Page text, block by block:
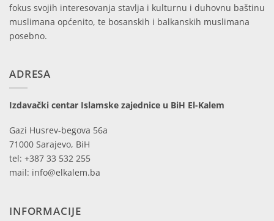
fokus svojih interesovanja stavlja i kulturnu i duhovnu baštinu
muslimana općenito, te bosanskih i balkanskih muslimana
posebno.
ADRESA
Izdavački centar Islamske zajednice u BiH El-Kalem
Gazi Husrev-begova 56a
71000 Sarajevo, BiH
tel: +387 33 532 255
mail: info@elkalem.ba
INFORMACIJE